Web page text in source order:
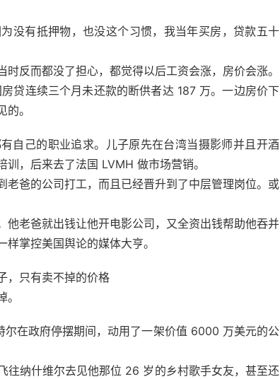
没有抵押物，也没这个习惯，我当年买房，贷款五十
反而都没了担心，都觉得以后工资会涨，房价会涨。
贷连续三个月未还款的断供者达 187 万。一边房价下
。
自己的职业追求。儿子原先在台湾当摄影师并且开酒
，后来去了法国 LVMH 做市场营销。
老爸的公司打工，而且已经晋升到了中层管理岗位。或
老爸就出钱让他开电影公司，又全资出钱帮助他吞并
掌控美国舆论的媒体大亨。
，只有卖不掉的价格
尔在政府停摆期间，动用了一架价值 6000 万美元的公
往纳什维尔去见他那位 26 岁的乡村歌手女友，甚至还